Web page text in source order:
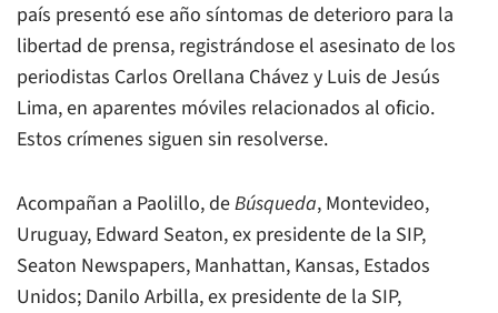
país presentó ese año síntomas de deterioro para la
libertad de prensa, registrándose el asesinato de los
periodistas Carlos Orellana Chávez y Luis de Jesús
Lima, en aparentes móviles relacionados al oficio.
Estos crímenes siguen sin resolverse.
Acompañan a Paolillo, deBúsqueda, Montevideo,
Uruguay, Edward Seaton, ex presidente de la SIP,
Seaton Newspapers, Manhattan, Kansas, Estados
Unidos; Danilo Arbilla, ex presidente de la SIP,